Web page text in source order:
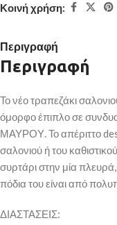
Κοινή χρήση:
Περιγραφή
Περιγραφή
Το νέο τραπεζάκι
όμορφο έπιπλο σε
ΜΑΥΡΟΥ. Το απέριττο
σαλονιού ή του
συρτάρι στην μία
πόδια του είναι από
ΔΙΑΣΤΑΣΕΙΣ: